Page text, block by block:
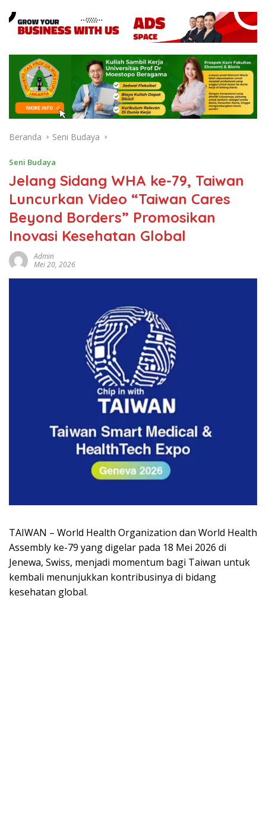
Beranda Seni Budaya
Seni Budaya
Jelang Sidang WHA ke-79, Taiwan
Luncurkan Video “Taiwan Cares
Beyond Borders” Promosikan
Inovasi Kesehatan Global
Admin
Mei 20, 2026
TAIWAN – World Health Organization dan World Health
Assembly ke-79 yang digelar pada 18 Mei 2026 di
Jenewa, Swiss, menjadi momentum bagi Taiwan untuk
kembali menunjukkan kontribusinya di bidang
kesehatan global.